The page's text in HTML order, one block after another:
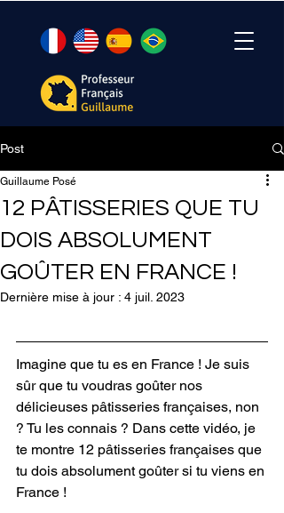
Post
12 PÂTISSERIES QUE TU
DOIS ABSOLUMENT
GOÛTER EN FRANCE !
Guillaume Posé
Dernière mise à jour : 4 juil. 2023
Imagine que tu es en France ! Je suis
sûr que tu voudras goûter nos
délicieuses pâtisseries françaises, non
? Tu les connais ? Dans cette vidéo, je
te montre 12 pâtisseries françaises que
tu dois absolument goûter si tu viens en
France !